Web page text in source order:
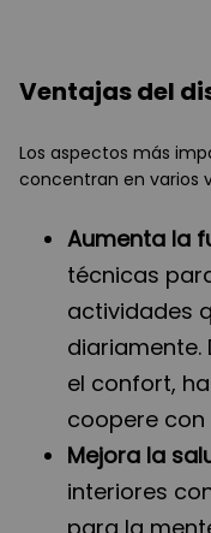
Ventajas del
Los aspectos más
concentran en varios
Aumenta la
técnicas
actividades
diariamente.
el confort,
coopere con
Mejora la
interiores